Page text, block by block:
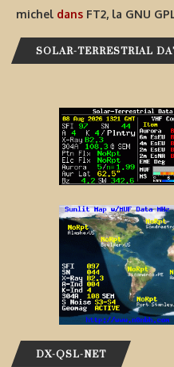
michel dans FT2, la GNU
SOLAR-TERRESTRIAL
DX-QSL-NET